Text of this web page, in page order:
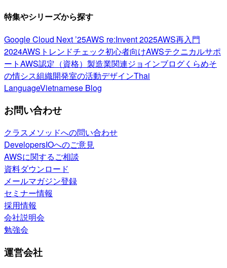
特集やシリーズから探す
Google Cloud Next ’25AWS re:Invent 2025AWS再入門
2024AWSトレンドチェック初心者向けAWSテクニカルサポ
ートAWS認定（資格） 製造業関連ジョインブログくらめそ
の情シス組織開発室の活動デザインThai
LanguageVietnamese Blog
お問い合わせ
クラスメソッドへの問い合わせ
DevelopersIOへのご意見
AWSに関するご相談
資料ダウンロード
メールマガジン登録
セミナー情報
採用情報
会社説明会
勉強会
運営会社